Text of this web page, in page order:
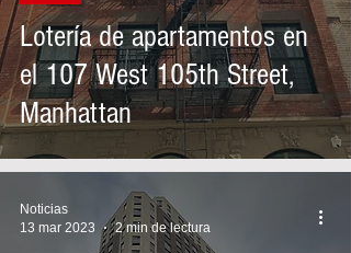
Lotería de apartamentos en
el 107 West 105th Street,
Manhattan
Noticias
13 mar 2023
2 min de lectura